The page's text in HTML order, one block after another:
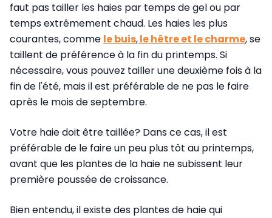
faut pas tailler les haies par temps de gel ou par
temps extrêmement chaud. Les haies les plus
courantes, comme le buis,le hêtre et le charme, se
taillent de préférence à la fin du printemps. Si
nécessaire, vous pouvez tailler une deuxième fois à la
fin de l'été, mais il est préférable de ne pas le faire
après le mois de septembre.
Votre haie doit être taillée? Dans ce cas, il est
préférable de le faire un peu plus tôt au printemps,
avant que les plantes de la haie ne subissent leur
première poussée de croissance.
Bien entendu, il existe des plantes de haie qui